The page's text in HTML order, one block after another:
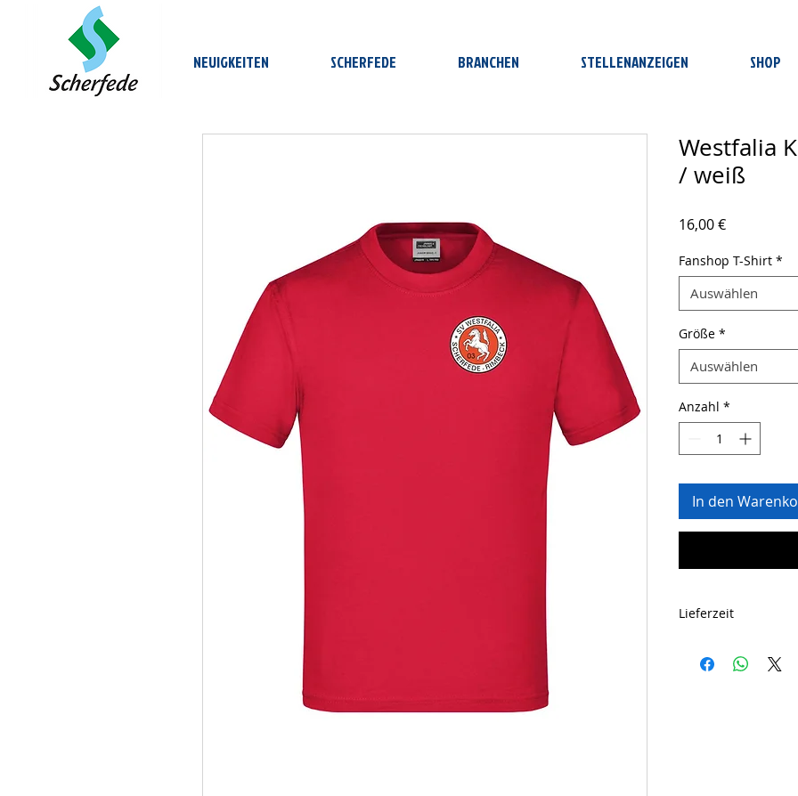
NEUIGKEITEN SCHERFEDE BRANCHEN STELLENANZEIGEN SHOP
Westfalia
/ weiß
16,00 €Preis
Fanshop T-Shirt *
Auswählen
Größe *
Auswählen
Anzahl *
In den
Lieferzeit